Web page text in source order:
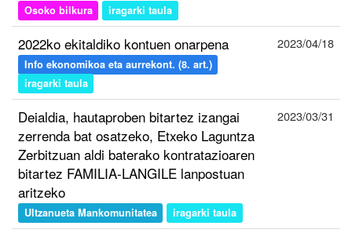
Osoko bilkura iragarki taula
2022ko ekitaldiko kontuen onarpena
Info ekonomikoa eta aurrekont. (8. art.)
iragarki taula
2023/04/18
Deialdia, hautaproben bitartez izangai
zerrenda bat osatzeko, Etxeko Laguntza
Zerbitzuan aldi baterako kontratazioaren
bitartez FAMILIA-LANGILE lanpostuan
aritzeko
Ultzanueta Mankomunitatea iragarki taula
2023/03/31